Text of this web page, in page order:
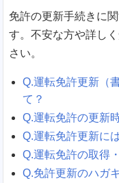
免許の更新手続きに
す。不安な方や詳し
さい。
Q.運転免許更新（
て？
Q.運転免許の更新
Q.運転免許更新に
Q.運転免許の取得
Q.免許更新のハガ